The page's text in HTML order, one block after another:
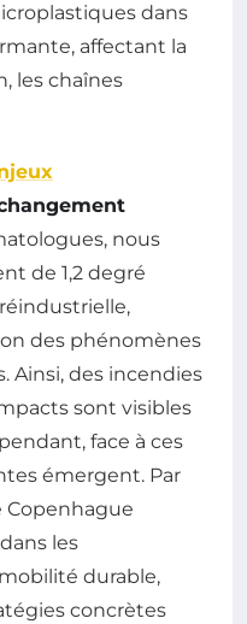
dans
affectant la
les chaînes
nous
de 1,2 degré
des phénomènes
Ainsi, des incendies
sont visibles
face à ces
émergent. Par
Copenhague
les
durable,
concrètes